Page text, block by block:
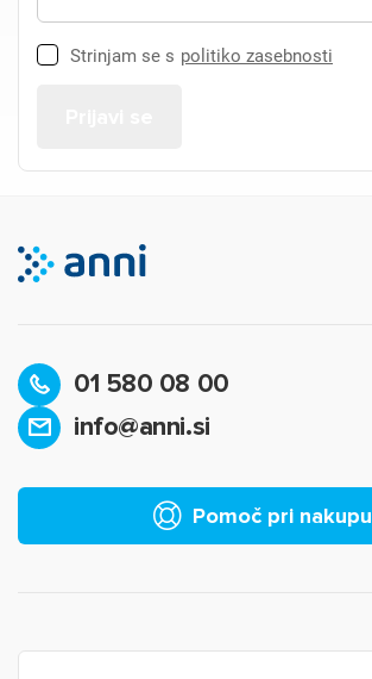
Strinjam se s politiko zasebnosti
01 580 08 00
info@anni.si
Pomoč pri nakupu